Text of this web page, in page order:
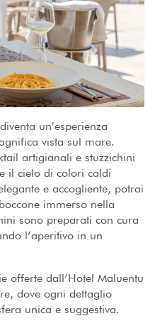
un’esperienza
vista sul mare.
artigianali e stuzzichini
il cielo di colori caldi
e accogliente, potrai
immerso nella
sono preparati con cura
l’aperitivo in un
offerte dall’Hotel Maluentu
dove ogni dettaglio
unica e suggestiva.